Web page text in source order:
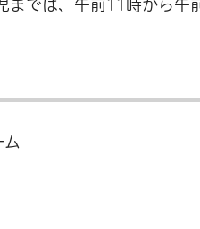
までは、午前11時から午
ム